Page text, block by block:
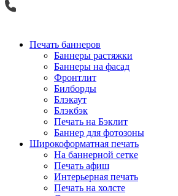
Печать баннеров
Баннеры растяжки
Баннеры на фасад
Фронтлит
Билборды
Блэкаут
Блэкбэк
Печать на Бэклит
Баннер для фотозоны
Широкоформатная печать
На баннерной сетке
Печать афиш
Интерьерная печать
Печать на холсте